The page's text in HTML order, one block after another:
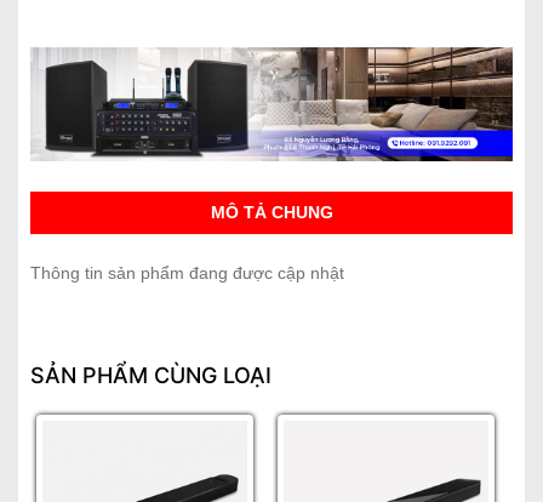
MÔ TẢ CHUNG
Thông tin sản phẩm đang được cập nhật
SẢN PHẨM CÙNG LOẠI